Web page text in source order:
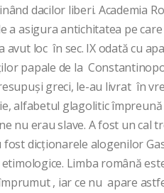
dacilor liberi. Academia
a asigura antichitatea pe
avut loc în sec. IX odată cu
papale de la
greci, le-au livrat în
alfabetul glagolitic
nu erau slave. A fost un cal
dicționarele alogenilor
Limba română
, iar ce nu apare